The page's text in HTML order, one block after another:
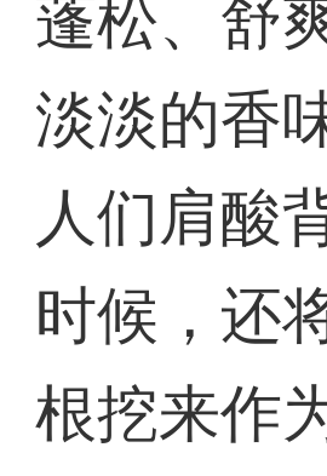
蓬松、舒
淡淡的香
人们肩酸
时候，还
根挖来作